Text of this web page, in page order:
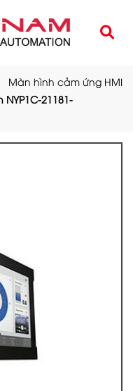
Màn hình cảm ứng HMI
21181-